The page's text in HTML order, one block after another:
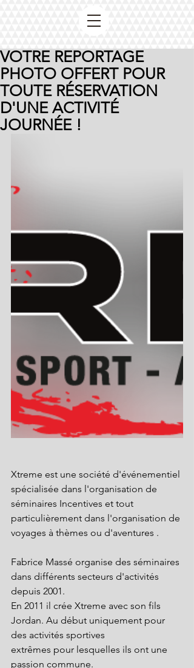
VOTRE REPORTAGE
PHOTO OFFERT POUR
TOUTE RÉSERVATION
D'UNE ACTIVITÉ
JOURNÉE !
Xtreme est une société d'événementiel
spécialisée dans l'organisation de
séminaires Incentives et tout
particulièrement dans l'organisation de
voyages à thèmes ou d'aventures .
Fabrice Massé organise des séminaires
dans différents secteurs d'activités
depuis 2001.
En 2011 il crée Xtreme avec son fils
Jordan. Au début uniquement pour
des activités sportives
extrêmes pour lesquelles ils ont une
passion commune.